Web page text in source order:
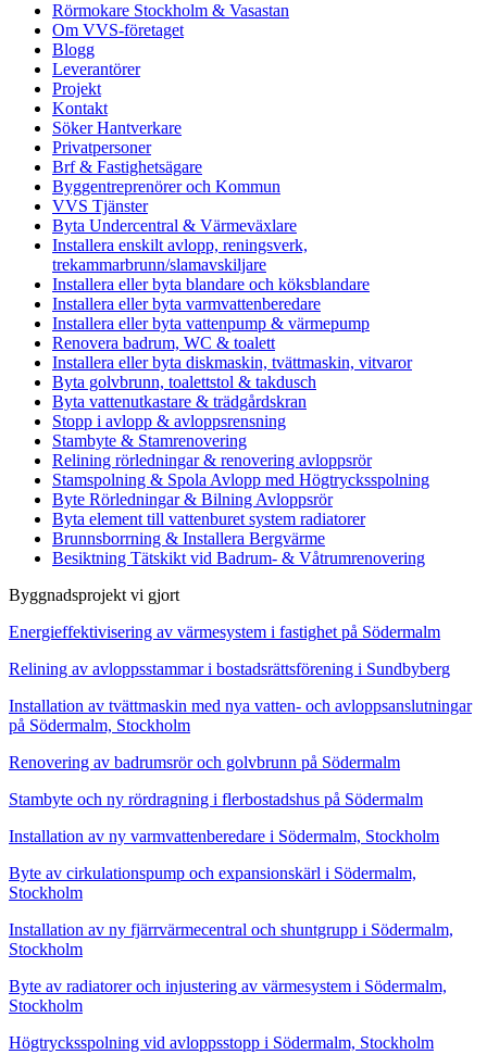
Rörmokare Stockholm & Vasastan
Om VVS-företaget
Blogg
Leverantörer
Projekt
Kontakt
Söker Hantverkare
Privatpersoner
Brf & Fastighetsägare
Byggentreprenörer och Kommun
VVS Tjänster
Byta Undercentral & Värmeväxlare
Installera enskilt avlopp, reningsverk,
trekammarbrunn/slamavskiljare
Installera eller byta blandare och köksblandare
Installera eller byta varmvattenberedare
Installera eller byta vattenpump & värmepump
Renovera badrum, WC & toalett
Installera eller byta diskmaskin, tvättmaskin, vitvaror
Byta golvbrunn, toalettstol & takdusch
Byta vattenutkastare & trädgårdskran
Stopp i avlopp & avloppsrensning
Stambyte & Stamrenovering
Relining rörledningar & renovering avloppsrör
Stamspolning & Spola Avlopp med Högtrycksspolning
Byte Rörledningar & Bilning Avloppsrör
Byta element till vattenburet system radiatorer
Brunnsborrning & Installera Bergvärme
Besiktning Tätskikt vid Badrum- & Våtrumrenovering
Byggnadsprojekt vi gjort
Energieffektivisering av värmesystem i fastighet på Södermalm
Relining av avloppsstammar i bostadsrättsförening i Sundbyberg
Installation av tvättmaskin med nya vatten- och avloppsanslutningar
på Södermalm, Stockholm
Renovering av badrumsrör och golvbrunn på Södermalm
Stambyte och ny rördragning i flerbostadshus på Södermalm
Installation av ny varmvattenberedare i Södermalm, Stockholm
Byte av cirkulationspump och expansionskärl i Södermalm,
Stockholm
Installation av ny fjärrvärmecentral och shuntgrupp i Södermalm,
Stockholm
Byte av radiatorer och injustering av värmesystem i Södermalm,
Stockholm
Högtrycksspolning vid avloppsstopp i Södermalm, Stockholm